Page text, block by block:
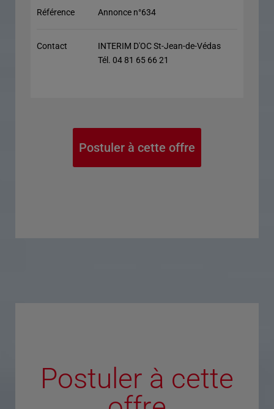
Référence Annonce n°634
Contact
INTERIM D'OC St-Jean-de-Védas
Tél. 04 81 65 66 21
Postuler à cette offre
Postuler à cette